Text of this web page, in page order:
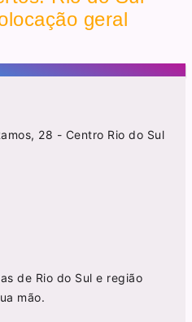
geral
28 - Centro Rio do Sul
de Rio do Sul e região
mão.